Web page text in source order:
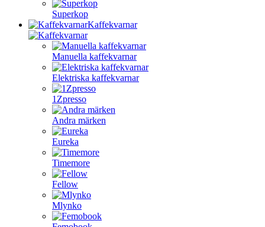
Superkop
Kaffekvarnar
Manuella kaffekvarnar
Elektriska kaffekvarnar
1Zpresso
Andra märken
Eureka
Timemore
Fellow
Mlynko